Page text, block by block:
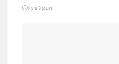
il y a 3 jours